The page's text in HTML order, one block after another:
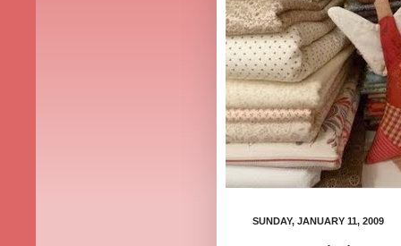
SUNDAY, JANUARY 11, 2009